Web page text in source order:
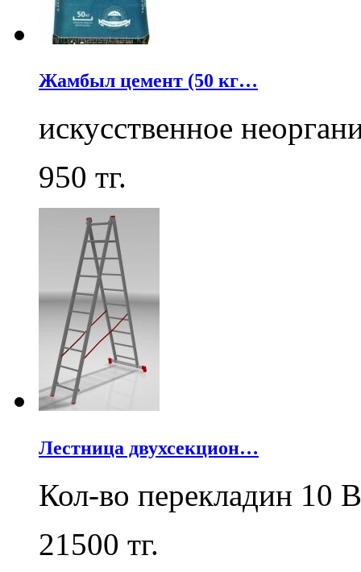
Жамбыл цемент (50 кг…
искусственное
950 тг.
Лестница двухсекцион…
Кол-во перекладин 10
21500 тг.